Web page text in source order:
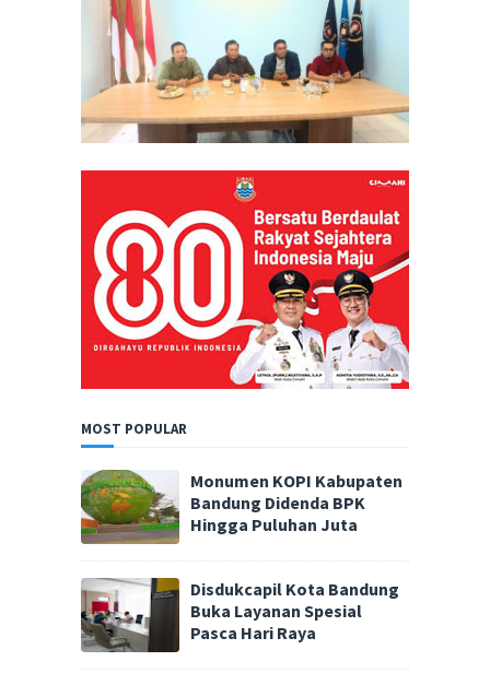
MOST POPULAR
Monumen KOPI Kabupaten
Bandung Didenda BPK
Hingga Puluhan Juta
Disdukcapil Kota Bandung
Buka Layanan Spesial
Pasca Hari Raya